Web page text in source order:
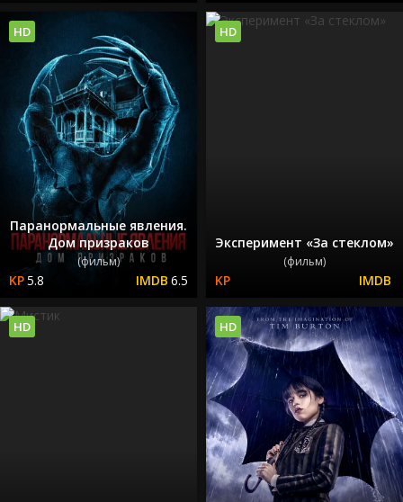
Паранормальные явления.
Дом призраков
(фильм)
5.8 6.5
HD
Эксперимент «За стеклом»
(фильм)
HD
HD HD